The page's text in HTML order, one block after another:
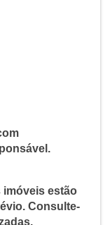
estão
Consulte-